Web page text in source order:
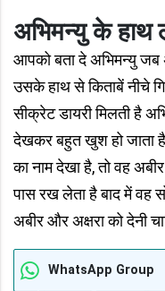
अभिमन्यु के हाथ
आपको बता दे अभिमन्यु जब
उसके हाथ से किताबें नीचे
सीक्रेट डायरी मिलती है
देखकर बहुत खुश हो जाता
का नाम देखा है, तो वह
पास रख लेता है बाद में वह
अबीर और अक्षरा को देनी
WhatsApp Group